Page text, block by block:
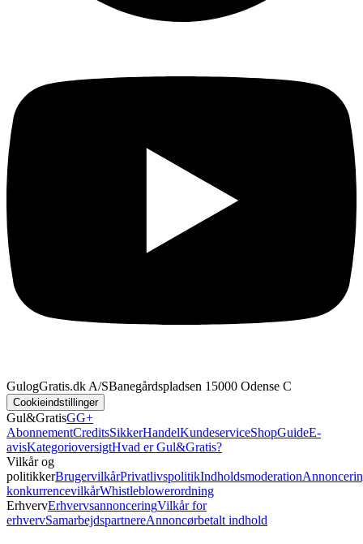
GulogGratis.dk A/SBanegårdspladsen 1 5000 Odense C
Cookieindstillinger
Gul&GratisGG+
AbonnementCreditsSikkerHandelKundeserviceShopGuideE-
avisKategorioversigtHvad er Gul&Gratis?
Vilkår og
politikkerBrugervilkårPrivatlivspolitikIndholdsmoderation
konkurrencevilkårWhistleblowerordning
ErhvervErhvervsannonceringVilkår for
erhvervSamarbejdspartnereAnnoncørbetalt indhold